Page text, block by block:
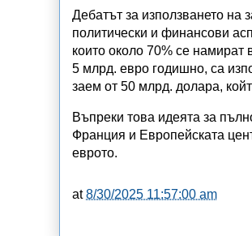
Дебатът за използването на
политически и финансови
които около 70% се намират
5 млрд. евро годишно, са
заем от 50 млрд. долара,
Въпреки това идеята за
Франция и Европейската
еврото.
at8/30/2025 11:57:00 am